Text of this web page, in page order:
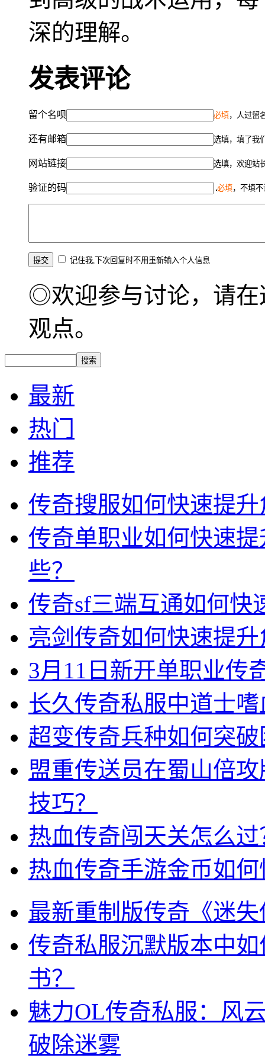
深的理解。
发表评论
留个名呗 必填，人过留
还有邮箱 选填，填了我
网站链接 选填，欢迎站
验证的码 必填，不填
记住我,下次回复时不用重新输入个人信息
◎欢迎参与讨论，请在
观点。
最新
热门
推荐
传奇搜服如何快速提
传奇单职业如何快速
些？
传奇sf三端互通如何快
亮剑传奇如何快速提
3月11日新开单职业传
长久传奇私服中道士
超变传奇兵种如何突
盟重传送员在蜀山倍
技巧？
热血传奇闯天关怎么
热血传奇手游金币如
最新重制版传奇《迷
传奇私服沉默版本中
书？
魅力OL传奇私服：风
破除迷雾